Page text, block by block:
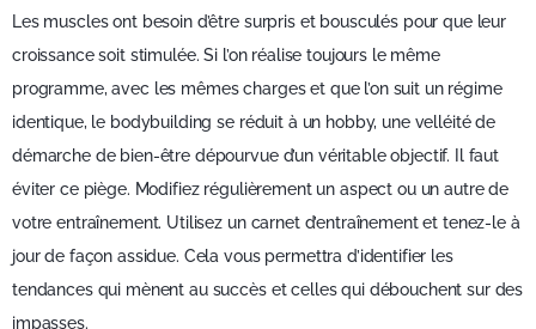
Les muscles ont besoin d’être surpris et bousculés pour que leur
croissance soit stimulée. Si l’on réalise toujours le même
programme, avec les mêmes charges et que l’on suit un régime
identique, le bodybuilding se réduit à un hobby, une velléité de
démarche de bien-être dépourvue d’un véritable objectif. Il faut
éviter ce piège. Modifiez régulièrement un aspect ou un autre de
votre entraînement. Utilisez un carnet d’entraînement et tenez-le à
jour de façon assidue. Cela vous permettra d’identifier les
tendances qui mènent au succès et celles qui débouchent sur des
impasses.